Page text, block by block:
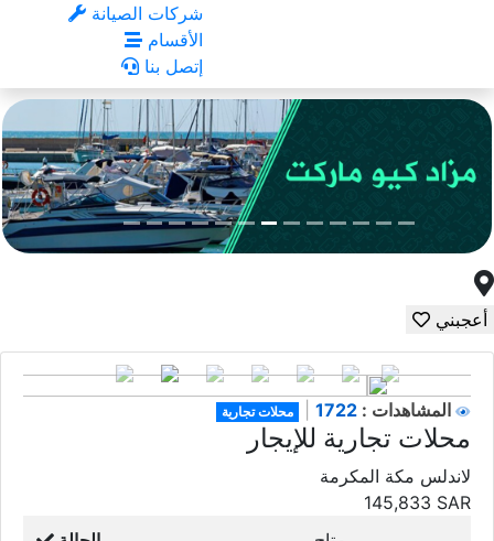
شركات الصيانة
الأقسام
إتصل بنا